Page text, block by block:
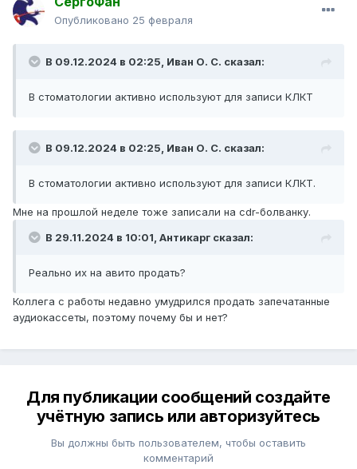
Опубликовано 25 февраля
В 09.12.2024 в 02:25, Иван О. С. сказал:
В стоматологии активно используют для записи КЛКТ
В 09.12.2024 в 02:25, Иван О. С. сказал:
В стоматологии активно используют для записи КЛКТ.
Мне на прошлой неделе тоже записали на cdr-болванку.
В 29.11.2024 в 10:01, Антикарг сказал:
Реально их на авито продать?
Коллега с работы недавно умудрился продать запечатанные
аудиокассеты, поэтому почему бы и нет?
Для публикации сообщений создайте
учётную запись или авторизуйтесь
Вы должны быть пользователем, чтобы оставить
комментарий